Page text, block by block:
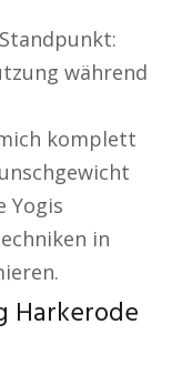
während
komplett
Yogis
in
Harkerode